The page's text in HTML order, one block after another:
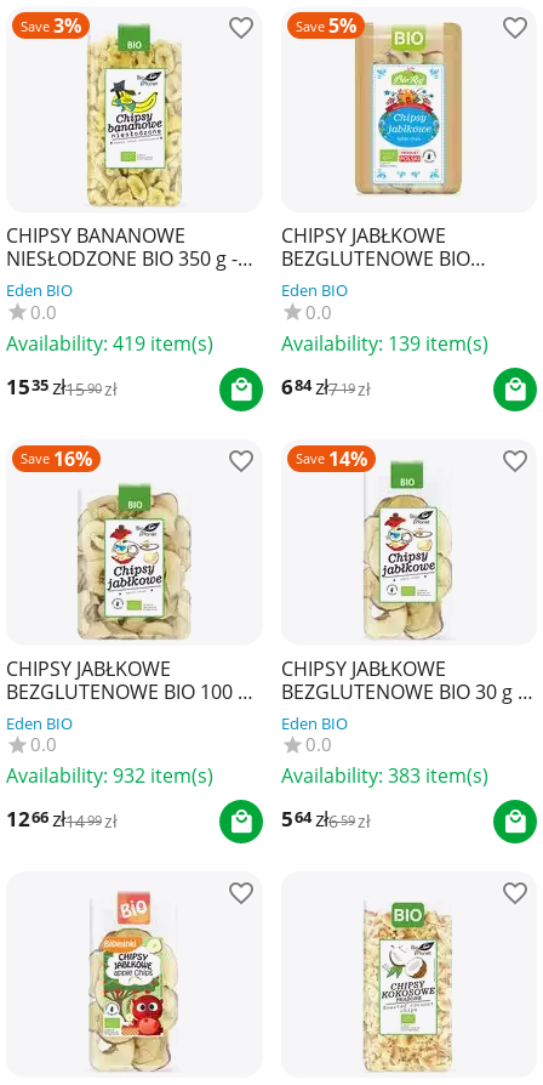
Save 3%
CHIPSY BANANOWE
NIESŁODZONE BIO 350 g -
BIO PLANET
Eden BIO
0.0
Availability: 419 item(s)
1535zł1590zł
Save 5%
CHIPSY JABŁKOWE
BEZGLUTENOWE BIO
(POLSKA) 50 g - BIO RAJ
Eden BIO
0.0
Availability: 139 item(s)
684zł719zł
Save 16%
CHIPSY JABŁKOWE
BEZGLUTENOWE BIO 100 g -
BIO PLANET
Eden BIO
0.0
Availability: 932 item(s)
1266zł1499zł
Save 14%
CHIPSY JABŁKOWE
BEZGLUTENOWE BIO 30 g -
BIO PLANET
Eden BIO
0.0
Availability: 383 item(s)
564zł659zł